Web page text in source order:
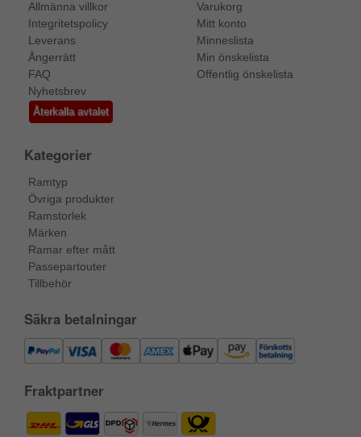
Allmänna villkor
Integritetspolicy
Leverans
Ångerrätt
FAQ
Nyhetsbrev
Återkalla avtalet
Varukorg
Mitt konto
Minneslista
Min önskelista
Offentlig önskelista
Kategorier
Ramtyp
Övriga produkter
Ramstorlek
Märken
Ramar efter mått
Passepartouter
Tillbehör
Säkra betalningar
Fraktpartner